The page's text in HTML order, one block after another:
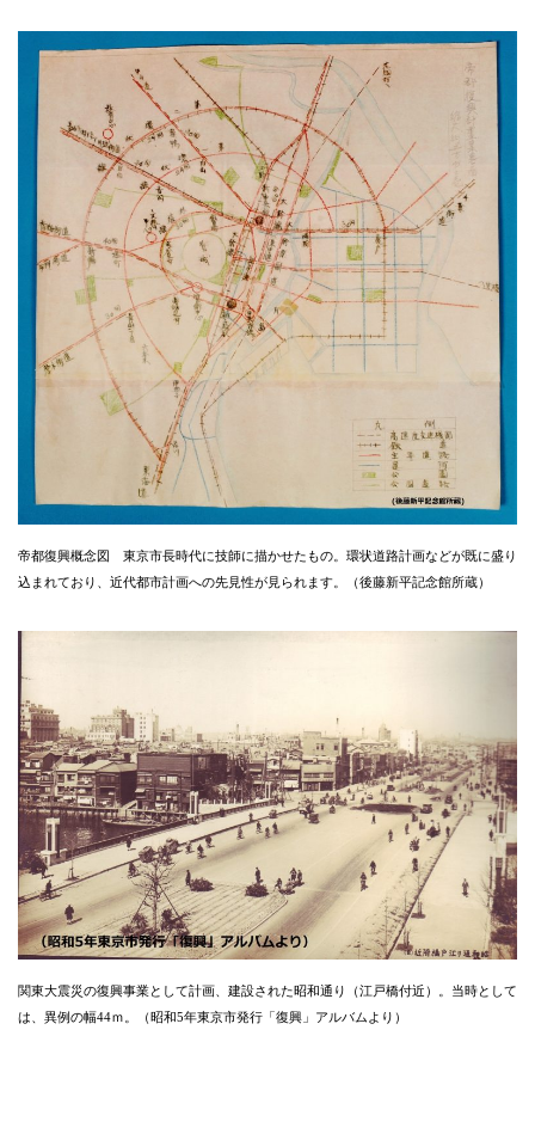
帝都復興概念図 東京市長時代に技師に描かせたもの。環状道路計画などが既に盛り
込まれており、近代都市計画への先見性が見られます。（後藤新平記念館所蔵）
関東大震災の復興事業として計画、建設された昭和通り（江戸橋付近）。当時として
は、異例の幅44ｍ。（昭和5年東京市発行「復興」アルバムより）